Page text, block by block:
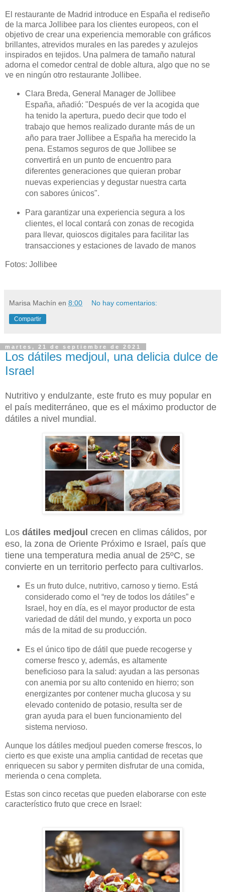
El restaurante de Madrid introduce en España el rediseño
de la marca Jollibee para los clientes europeos, con el
objetivo de crear una experiencia memorable con gráficos
brillantes, atrevidos murales en las paredes y azulejos
inspirados en tejidos. Una palmera de tamaño natural
adorna el comedor central de doble altura, algo que no se
ve en ningún otro restaurante Jollibee.
Clara Breda, General Manager de Jollibee
España, añadió: "Después de ver la acogida que
ha tenido la apertura, puedo decir que todo el
trabajo que hemos realizado durante más de un
año para traer Jollibee a España ha merecido la
pena. Estamos seguros de que Jollibee se
convertirá en un punto de encuentro para
diferentes generaciones que quieran probar
nuevas experiencias y degustar nuestra carta
con sabores únicos".
Para garantizar una experiencia segura a los
clientes, el local contará con zonas de recogida
para llevar, quioscos digitales para facilitar las
transacciones y estaciones de lavado de manos
Fotos: Jollibee
Marisa Machín en 8:00 No hay comentarios:
Compartir
martes, 21 de septiembre de 2021
Los dátiles medjoul, una delicia dulce de
Israel
Nutritivo y endulzante, este fruto es muy popular en
el país mediterráneo, que es el máximo productor de
dátiles a nivel mundial.
Los dátiles medjoul crecen en climas cálidos, por
eso, la zona de Oriente Próximo e Israel, país que
tiene una temperatura media anual de 25ºC, se
convierte en un territorio perfecto para cultivarlos.
Es un fruto dulce, nutritivo, carnoso y tierno. Está
considerado como el “rey de todos los dátiles” e
Israel, hoy en día, es el mayor productor de esta
variedad de dátil del mundo, y exporta un poco
más de la mitad de su producción.
Es el único tipo de dátil que puede recogerse y
comerse fresco y, además, es altamente
beneficioso para la salud: ayudan a las personas
con anemia por su alto contenido en hierro; son
energizantes por contener mucha glucosa y su
elevado contenido de potasio, resulta ser de
gran ayuda para el buen funcionamiento del
sistema nervioso.
Aunque los dátiles medjoul pueden comerse frescos, lo
cierto es que existe una amplia cantidad de recetas que
enriquecen su sabor y permiten disfrutar de una comida,
merienda o cena completa.
Estas son cinco recetas que pueden elaborarse con este
característico fruto que crece en Israel: